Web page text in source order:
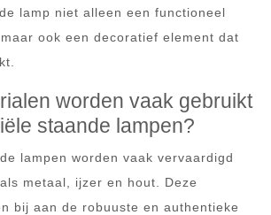
lamp niet alleen een functioneel
ook een decoratief element dat
worden vaak gebruikt
staande lampen?
lampen worden vaak vervaardigd
metaal, ijzer en hout. Deze
bij aan de robuuste en authentieke